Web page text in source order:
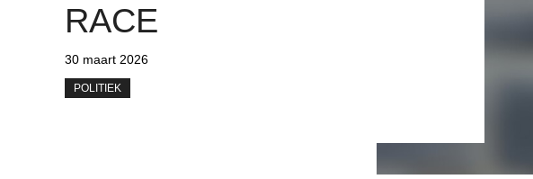
RACE
30 maart 2026
POLITIEK